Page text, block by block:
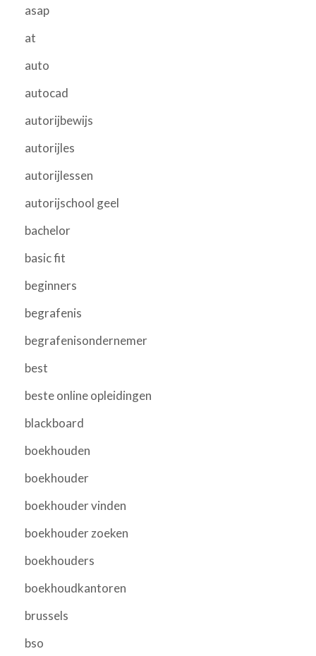
asap
at
auto
autocad
autorijbewijs
autorijles
autorijlessen
autorijschool geel
bachelor
basic fit
beginners
begrafenis
begrafenisondernemer
best
beste online opleidingen
blackboard
boekhouden
boekhouder
boekhouder vinden
boekhouder zoeken
boekhouders
boekhoudkantoren
brussels
bso